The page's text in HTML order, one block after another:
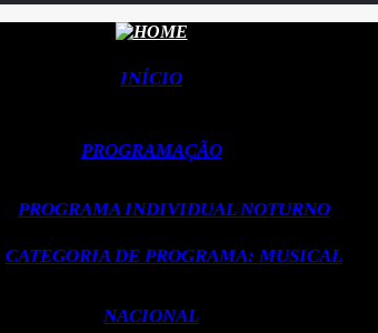
INÍCIO
PROGRAMAÇÃO
PROGRAMA INDIVIDUAL NOTURNO
CATEGORIA DE PROGRAMA: MUSICAL
NACIONAL